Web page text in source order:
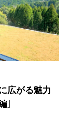
広がる魅力